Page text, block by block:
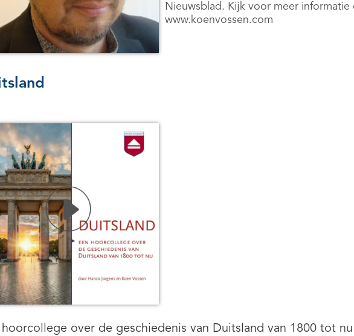
Nieuwsblad. Kijk voor meer informatie
www.koenvossen.com
hoorcollege over de geschiedenis van Duitsland van 1800 tot nu